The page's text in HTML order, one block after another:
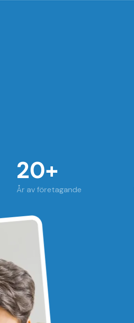
20+
År av företagande